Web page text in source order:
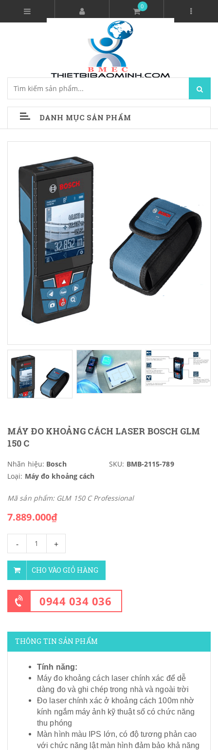
0
DANH MỤC SẢN PHẨM
MÁY ĐO KHOẢNG CÁCH LASER BOSCH GLM
150 C
Nhãn hiệu: Bosch SKU: BMB-2115-789
Loại: Máy đo khoảng cách
Mã sản phẩm: GLM 150 C Professional
7.889.000₫
- +
CHO VÀO GIỎ HÀNG
0944 034 036
THÔNG TIN SẢN PHẨM
Tính năng:
Máy đo khoảng cách laser chính xác để dễ
dàng đo và ghi chép trong nhà và ngoài trời
Đo laser chính xác ở khoảng cách 100m nhờ
kính ngắm máy ảnh kỹ thuật số có chức năng
thu phóng
Màn hình màu IPS lớn, có độ tương phản cao
với chức năng lật màn hình đảm bảo khả năng